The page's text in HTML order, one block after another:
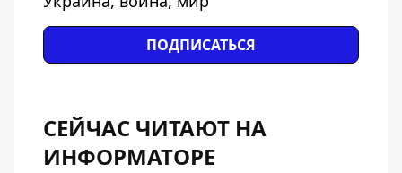
ПОДПИСАТЬСЯ
СЕЙЧАС ЧИТАЮТ НА
ИНФОРМАТОРЕ